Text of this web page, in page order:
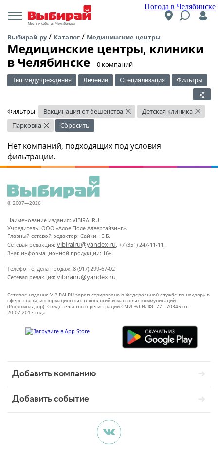
Погода в Челябинске
Места и события Челябинска
Выбирай.ру/ Каталог / Медицинские центры
Медицинские центры, клиники
в Челябинске
​0 компаний
Тип медучреждения Лечение Специализация Фильтры
Фильтры: Вакцинация от бешенства × Детская клиника ×
Парковка × Сбросить
Нет компаний, подходящих под условия
фильтрации.
© 2007—2026
Наименование издания: VIBIRAI.RU
Учредитель: ООО «Алое Поле Адвертайзинг».
Главный сетевой редактор: Сайкин Е.Б.
Сетевая редакция: vibirairu@yandex.ru, +7 (351) 247-11-11.
Знак информационной продукции: 16+.
Телефон отдела продаж: 8 (917) 299-67-02
Сетевая редакция: vibirairu@yandex.ru
Сетевое издание VIBIRAI.RU зарегистрировано в Федеральной службе по надзору в
сфере связи, информационных технологий и массовых коммуникаций
(Роскомнадзор). Свидетельство о регистрации СМИ ЭЛ № ФС 77 - 70345 от
20.07.2017 года
Добавить компанию
Добавить событие